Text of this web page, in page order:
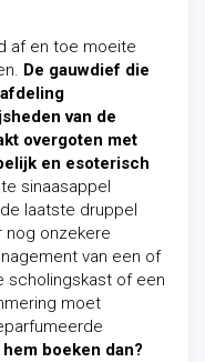
af en toe moeite
De gauwdief die
van de
overgoten met
en esoterisch
sinaasappel
laatste druppel
nog onzekere
van een of
scholingskast of een
moet
hem boeken dan?